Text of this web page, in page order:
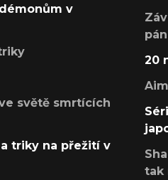
v
světě smrtících
triky na přežití v
pán
20
tak